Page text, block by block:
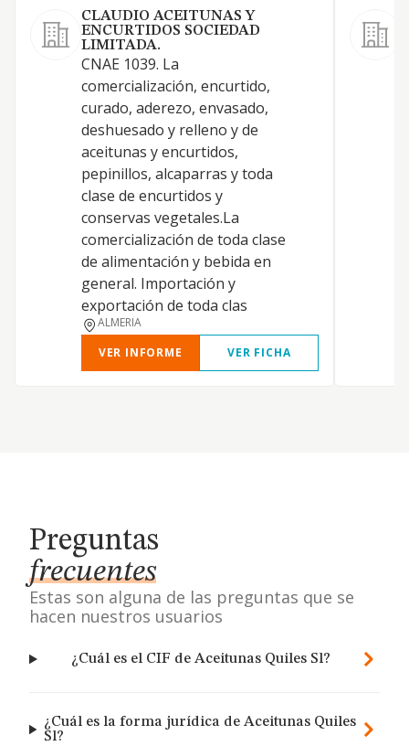
CLAUDIO ACEITUNAS Y
ENCURTIDOS SOCIEDAD
LIMITADA.
CNAE 1039. La
comercialización, encurtido,
curado, aderezo, envasado,
deshuesado y relleno y de
aceitunas y encurtidos,
pepinillos, alcaparras y toda
clase de encurtidos y
conservas vegetales.La
comercialización de toda clase
de alimentación y bebida en
general. Importación y
exportación de toda clas
ALMERIA
VER INFORME
VER FICHA
Preguntas
frecuentes
Estas son alguna de las preguntas que se
hacen nuestros usuarios
¿Cuál es el CIF de Aceitunas Quiles Sl?
¿Cuál es la forma jurídica de Aceitunas Quiles
Sl?